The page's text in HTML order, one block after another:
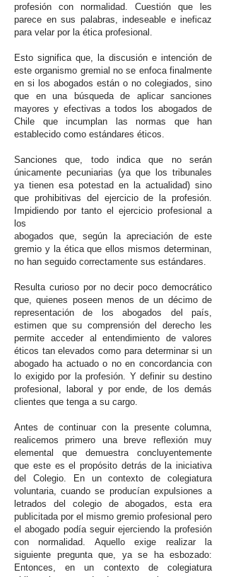
profesión con normalidad. Cuestión que les
parece en sus palabras, indeseable e ineficaz
para velar por la ética profesional.
Esto significa que, la discusión e intención de
este organismo gremial no se enfoca finalmente
en si los abogados están o no colegiados, sino
que en una búsqueda de aplicar sanciones
mayores y efectivas a todos los abogados de
Chile que incumplan las normas que han
establecido como estándares éticos.
Sanciones que, todo indica que no serán
únicamente pecuniarias (ya que los tribunales
ya tienen esa potestad en la actualidad) sino
que prohibitivas del ejercicio de la profesión.
Impidiendo por tanto el ejercicio profesional a
los
abogados que, según la apreciación de este
gremio y la ética que ellos mismos determinan,
no han seguido correctamente sus estándares.
Resulta curioso por no decir poco democrático
que, quienes poseen menos de un décimo de
representación de los abogados del país,
estimen que su comprensión del derecho les
permite acceder al entendimiento de valores
éticos tan elevados como para determinar si un
abogado ha actuado o no en concordancia con
lo exigido por la profesión. Y definir su destino
profesional, laboral y por ende, de los demás
clientes que tenga a su cargo.
Antes de continuar con la presente columna,
realicemos primero una breve reflexión muy
elemental que demuestra concluyentemente
que este es el propósito detrás de la iniciativa
del Colegio. En un contexto de colegiatura
voluntaria, cuando se producían expulsiones a
letrados del colegio de abogados, esta era
publicitada por el mismo gremio profesional pero
el abogado podía seguir ejerciendo la profesión
con normalidad. Aquello exige realizar la
siguiente pregunta que, ya se ha esbozado:
Entonces, en un contexto de colegiatura